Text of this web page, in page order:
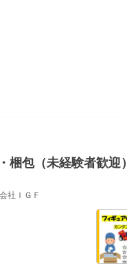
梱包（未経験者歓迎）
社ＩＧＦ